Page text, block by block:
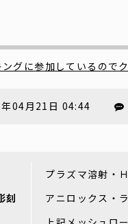
グに参加しているので
04月21日 04:44
プラズマ溶射・
刻
アニロックス・